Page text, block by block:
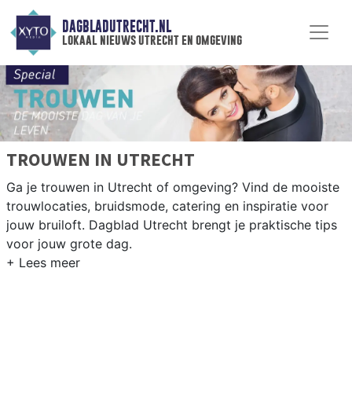
DAGBLADUTRECHT.NL
lokaal nieuws utrecht en omgeving
TROUWEN IN UTRECHT
Ga je trouwen in Utrecht of omgeving? Vind de mooiste
trouwlocaties, bruidsmode, catering en inspiratie voor
jouw bruiloft. Dagblad Utrecht brengt je praktische tips
voor jouw grote dag.